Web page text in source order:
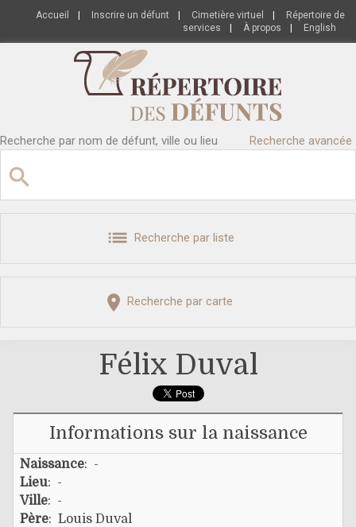
Accueil Inscrire un défunt Cimetière virtuel
Répertoire de
services
À propos English
Recherche par nom de défunt, ville ou lieu Recherche avancée
Recherche par liste
Recherche par carte
Félix Duval
Informations sur la naissance
Naissance: -
Lieu: -
Ville: -
Père: Louis Duval